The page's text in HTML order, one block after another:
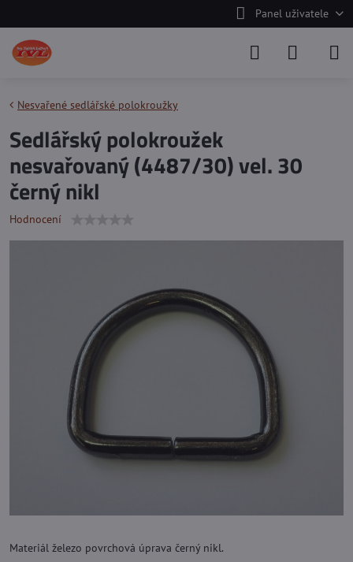
Panel uživatele
Nesvařené sedlářské polokroužky
Sedlářský polokroužek
nesvařovaný (4487/30) vel. 30
černý nikl
Hodnocení
Materiál železo povrchová úprava černý nikl.